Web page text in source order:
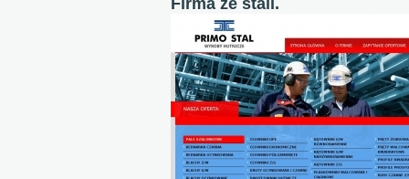
Firma ze stali.